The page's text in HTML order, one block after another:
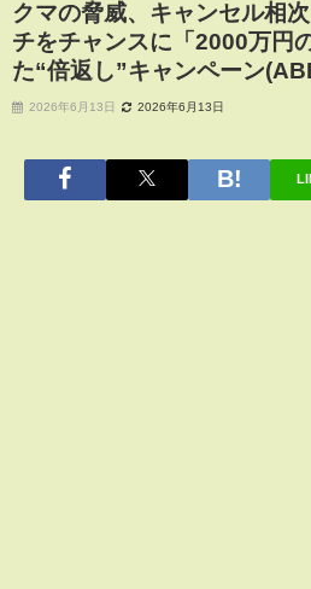
クマの脅威、キャンセル相
チをチャンスに「2000万円
た“倍返し”キャンペーン
2026年6月13日 2026年6月13日